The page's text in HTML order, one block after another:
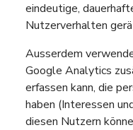
eindeutige,
Nutzerverhalten
Ausserdem
Google Analytics
erfassen kann, die
haben (Interessen
diesen Nutzern